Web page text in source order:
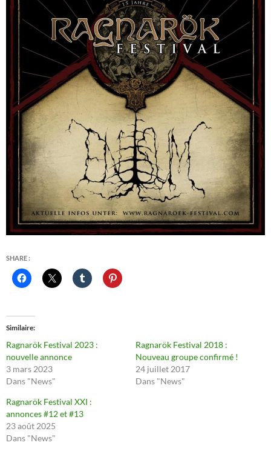
SHARE :
Similaire
Ragnarök Festival 2023 :
nouvelle annonce
3 mars 2023
Dans "News"
Ragnarök Festival 2018 :
Nouveau groupe confirmé !
24 juillet 2017
Dans "News"
Ragnarök Festival XXI :
annonces #12 et #13
23 août 2025
Dans "News"